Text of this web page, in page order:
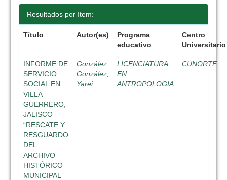
Resultados por ítem:
Título Autor(es)
Programa
educativo
Centro
Universitario
INFORME DE
SERVICIO
SOCIAL EN
VILLA
GUERRERO,
JALISCO
“RESCATE Y
RESGUARDO
DEL
ARCHIVO
HISTÓRICO
MUNICIPAL”
González
González,
Yarei
LICENCIATURA
EN
ANTROPOLOGIA
CUNORTE